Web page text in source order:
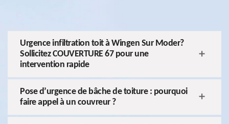
Urgence infiltration toit à Wingen Sur Moder?
Sollicitez COUVERTURE 67 pour une
intervention rapide
Pose d’urgence de bâche de toiture : pourquoi
faire appel à un couvreur ?